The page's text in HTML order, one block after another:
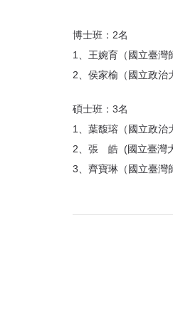
頁
博士班：2名
1、王婉育（國立臺灣
2、侯家榆（國立政治
碩士班：3名
1、葉馥瑢（國立政治
2、張 皓 (國立臺灣
3、齊寶琳（國立臺灣